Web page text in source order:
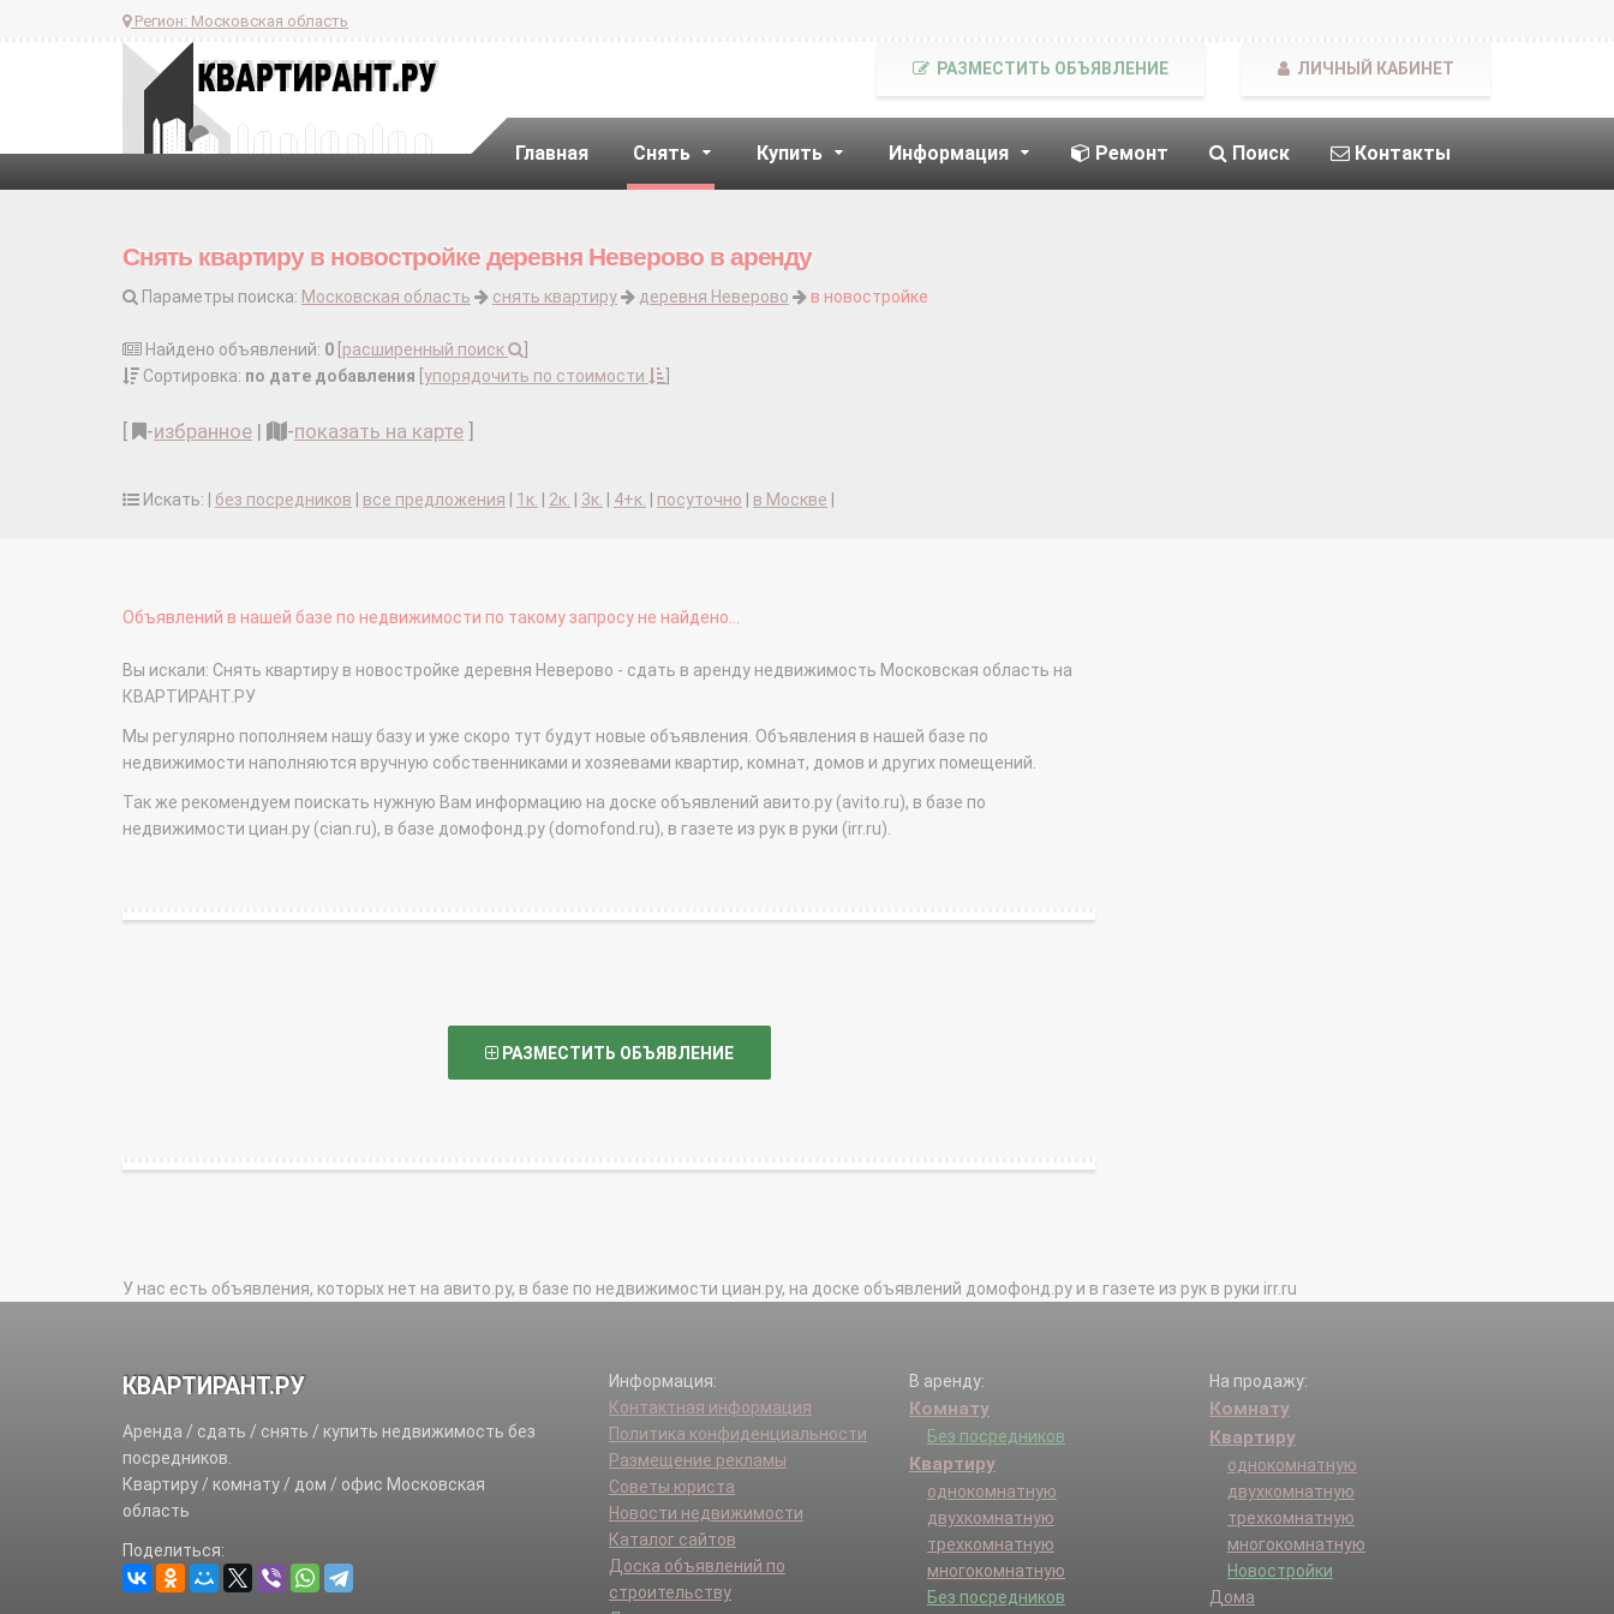
Регион: Московская область
Главная Снять Купить Информация Ремонт Поиск Контакты
РАЗМЕСТИТЬ ОБЪЯВЛЕНИЕ ЛИЧНЫЙ КАБИНЕТ
Снять квартиру в новостройке деревня Неверово в аренду
Параметры поиска: Московская область снять квартиру деревня Неверово в новостройке
Найдено объявлений: 0 расширенный поиск
Сортировка: по дате добавления упорядочить по стоимости
-избранное | -показать на карте
Искать: | без посредников все предложения 1к. 2к. 3к. 4+к. посуточно в Москве
Объявлений в нашей базе по недвижимости по такому запросу не найдено...
Вы искали: Снять квартиру в новостройке деревня Неверово - сдать в аренду недвижимость Московская область на
КВАРТИРАНТ.РУ
Мы регулярно пополняем нашу базу и уже скоро тут будут новые объявления. Объявления в нашей базе по
недвижимости наполняются вручную собственниками и хозяевами квартир, комнат, домов и других помещений.
Так же рекомендуем поискать нужную Вам информацию на доске объявлений авито.ру (avito.ru), в базе по
недвижимости циан.ру (cian.ru), в базе домофонд.ру (domofond.ru), в газете из рук в руки (irr.ru).
РАЗМЕСТИТЬ ОБЪЯВЛЕНИЕ
У нас есть объявления, которых нет на авито.ру, в базе по недвижимости циан.ру, на доске объявлений домофонд.ру и в газете из рук в руки irr.ru
КВАРТИРАНТ.РУ
Аренда / сдать / снять / купить недвижимость без
посредников.
Квартиру / комнату / дом / офис Московская
область
Поделиться:
Информация:
Контактная информация
Политика конфиденциальности
Размещение рекламы
Советы юриста
Новости недвижимости
Каталог сайтов
Доска объявлений по
строительству
В аренду:
Комнату
Без посредников
Квартиру
однокомнатную
двухкомнатную
трехкомнатную
многокомнатную
Без посредников
На продажу:
Комнату
Квартиру
однокомнатную
двухкомнатную
трехкомнатную
многокомнатную
Новостройки
Дома